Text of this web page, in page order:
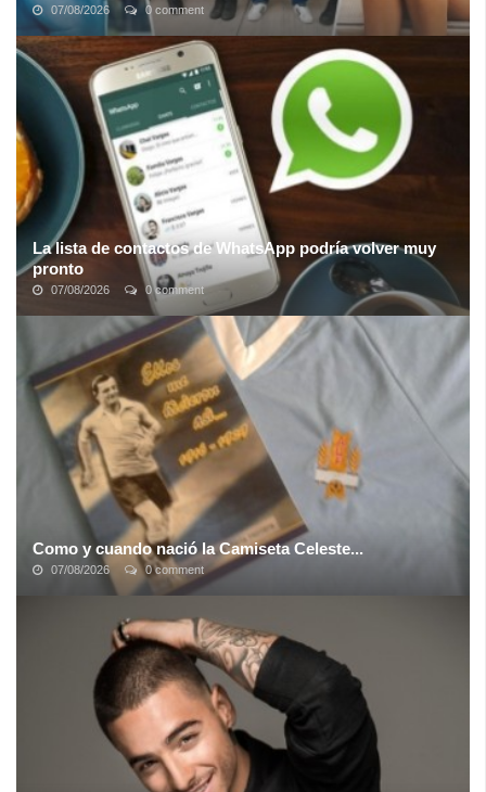
07/08/2026 0 comment
En ocasiones el diablo se disfraza de ángel, y parece que esta
historia lo confirma… La presentadora de televisión en Colombia, y
considerada una de ...
La lista de contactos de WhatsApp podría volver muy
pronto
07/08/2026 0 comment
La llegada de los nuevos Estados de WhatsApp supuso diversos
cambios en la aplicación que no gustaron a buena parte de los
usuarios de la plataforma ...
Como y cuando nació la Camiseta Celeste...
07/08/2026 0 comment
El color celeste de nuestras casaquillas deportivas a nivel
internacional, tuvo su origen en River Plate. En efecto desde que
el futbol se fue ...